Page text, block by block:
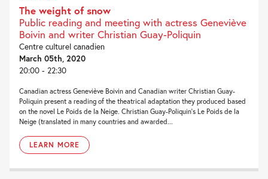
The weight of snow
Public reading and meeting with actress Geneviève
Boivin and writer Christian Guay-Poliquin
Centre culturel canadien
March 05th, 2020
20:00 - 22:30
Canadian actress Geneviève Boivin and Canadian writer Christian Guay-
Poliquin present a reading of the theatrical adaptation they produced based
on the novel Le Poids de la Neige. Christian Guay-Poliquin’s Le Poids de la
Neige (translated in many countries and awarded...
LEARN MORE